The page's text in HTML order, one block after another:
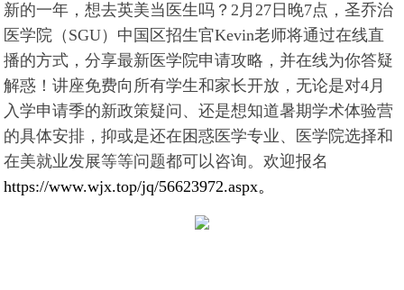
新的一年，想去英美当医生吗？2月27日晚7点，圣乔治
医学院（SGU）中国区招生官Kevin老师将通过在线直
播的方式，分享最新医学院申请攻略，并在线为你答疑
解惑！讲座免费向所有学生和家长开放，无论是对4月
入学申请季的新政策疑问、还是想知道暑期学术体验营
的具体安排，抑或是还在困惑医学专业、医学院选择和
在美就业发展等等问题都可以咨询。欢迎报名
https://www.wjx.top/jq/56623972.aspx。